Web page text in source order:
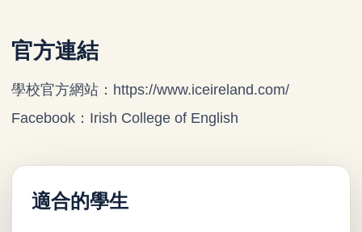
官方連結
學校官方網站： https://www.iceireland.com/
Facebook： Irish College of English
適合的學生